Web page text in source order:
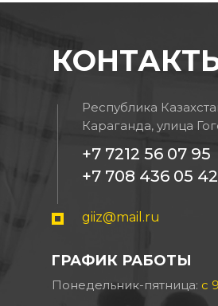
+7 7212 56 07 95
+7 708 436 05 42
giiz@mail.ru
Понедельник-пятница: с
Республика
Караганда, улица
ГРАФИК РАБОТЫ